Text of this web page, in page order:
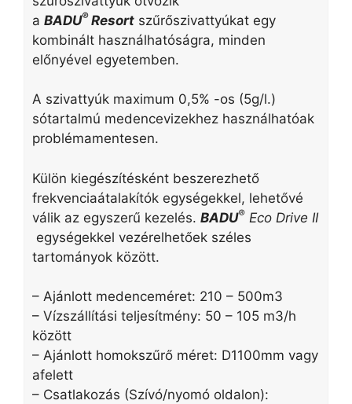
a BADU®Resort szűrőszivattyúkat egy
kombinált használhatóságra, minden
előnyével egyetemben.
A szivattyúk maximum 0,5% -os (5g/l.)
sótartalmú medencevizekhez használhatóak
problémamentesen.
Külön kiegészítésként beszerezhető
frekvenciaátalakítók egységekkel, lehetővé
válik az egyszerű kezelés. BADU® Eco Drive II
egységekkel vezérelhetőek széles
tartományok között.
– Ajánlott medenceméret: 210 – 500m3
– Vízszállítási teljesítmény: 50 – 105 m3/h
között
– Ajánlott homokszűrő méret: D1100mm vagy
afelett
– Csatlakozás (Szívó/nyomó oldalon):